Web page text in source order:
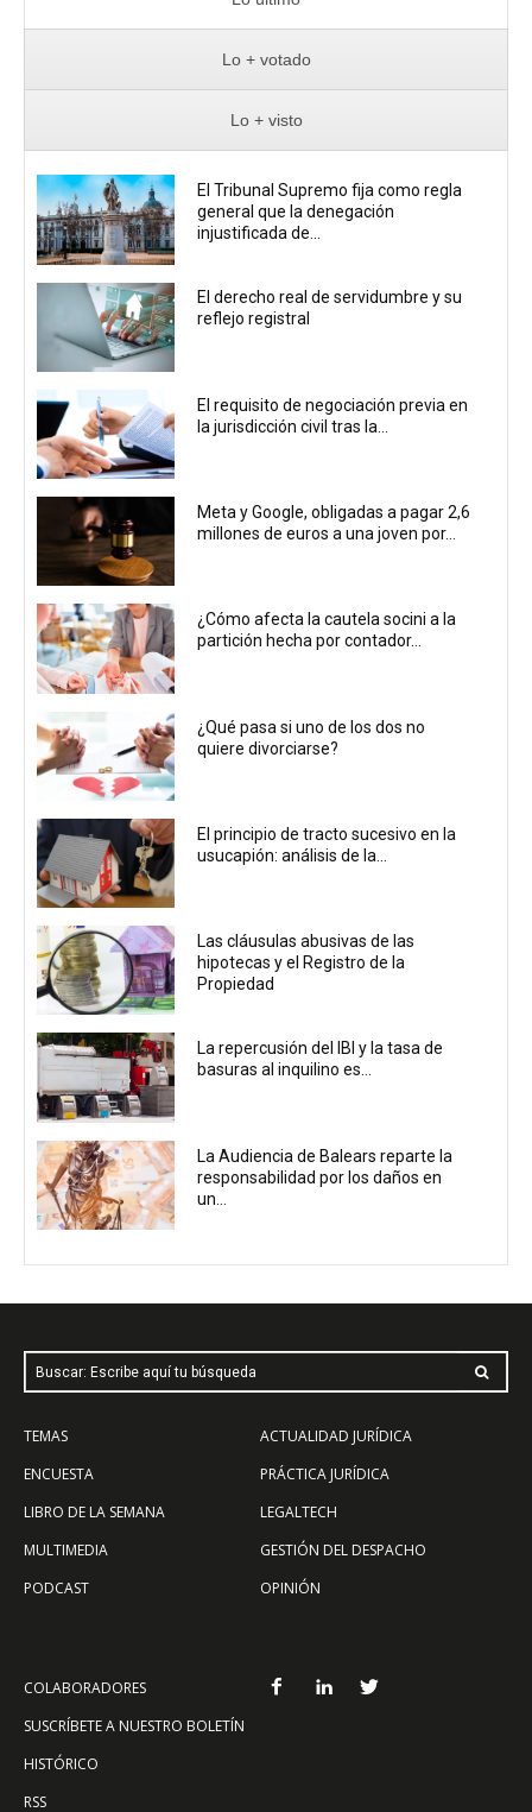
Lo + votado
Lo + visto
El Tribunal Supremo fija como regla
general que la denegación
injustificada de...
El derecho real de servidumbre y su
reflejo registral
El requisito de negociación previa en
la jurisdicción civil tras la...
Meta y Google, obligadas a pagar 2,6
millones de euros a una joven por...
¿Cómo afecta la cautela socini a la
partición hecha por contador...
¿Qué pasa si uno de los dos no
quiere divorciarse?
El principio de tracto sucesivo en la
usucapión: análisis de la...
Las cláusulas abusivas de las
hipotecas y el Registro de la
Propiedad
La repercusión del IBI y la tasa de
basuras al inquilino es...
La Audiencia de Balears reparte la
responsabilidad por los daños en
un...
Buscar: Escribe aquí tu búsqueda
TEMAS
ENCUESTA
LIBRO DE LA SEMANA
MULTIMEDIA
PODCAST
ACTUALIDAD JURÍDICA
PRÁCTICA JURÍDICA
LEGALTECH
GESTIÓN DEL DESPACHO
OPINIÓN
COLABORADORES
SUSCRÍBETE A NUESTRO BOLETÍN
HISTÓRICO
RSS